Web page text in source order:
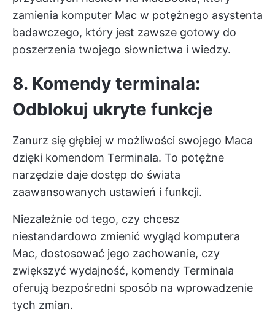
zamienia komputer Mac w potężnego asystenta
badawczego, który jest zawsze gotowy do
poszerzenia twojego słownictwa i wiedzy.
8. Komendy terminala:
Odblokuj ukryte funkcje
Zanurz się głębiej w możliwości swojego Maca
dzięki komendom Terminala. To potężne
narzędzie daje dostęp do świata
zaawansowanych ustawień i funkcji.
Niezależnie od tego, czy chcesz
niestandardowo zmienić wygląd komputera
Mac, dostosować jego zachowanie, czy
zwiększyć wydajność, komendy Terminala
oferują bezpośredni sposób na wprowadzenie
tych zmian.